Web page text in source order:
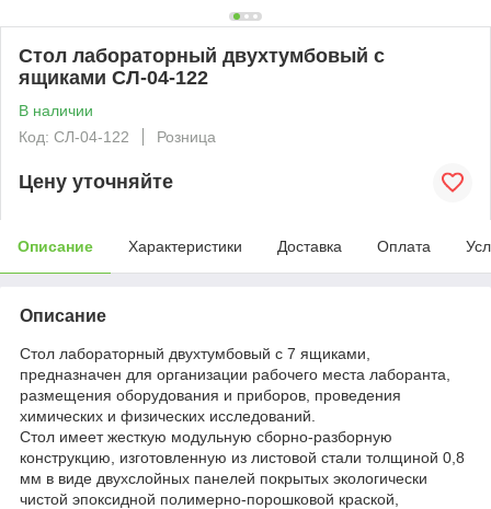
Стол лабораторный двухтумбовый с
ящиками СЛ-04-122
В наличии
Код: СЛ-04-122
Розница
Цену уточняйте
Описание Характеристики Доставка Оплата
Описание
Стол лабораторный двухтумбовый с 7 ящиками,
предназначен для организации рабочего места лаборанта,
размещения оборудования и приборов, проведения
химических и физических исследований.
Стол имеет жесткую модульную сборно-разборную
конструкцию, изготовленную из листовой стали толщиной 0,8
мм в виде двухслойных панелей покрытых экологически
чистой эпоксидной полимерно-порошковой краской,